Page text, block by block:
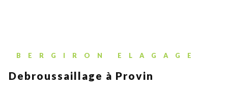
BERGIRON ELAGAGE
Debroussaillage à Provin